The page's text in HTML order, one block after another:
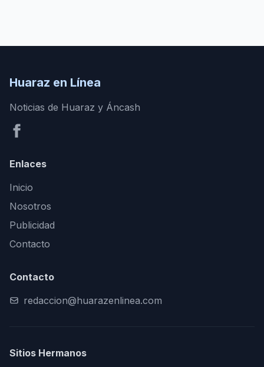
Huaraz en Línea
Noticias de Huaraz y Áncash
Enlaces
Inicio
Nosotros
Publicidad
Contacto
Contacto
redaccion@huarazenlinea.com
Sitios Hermanos